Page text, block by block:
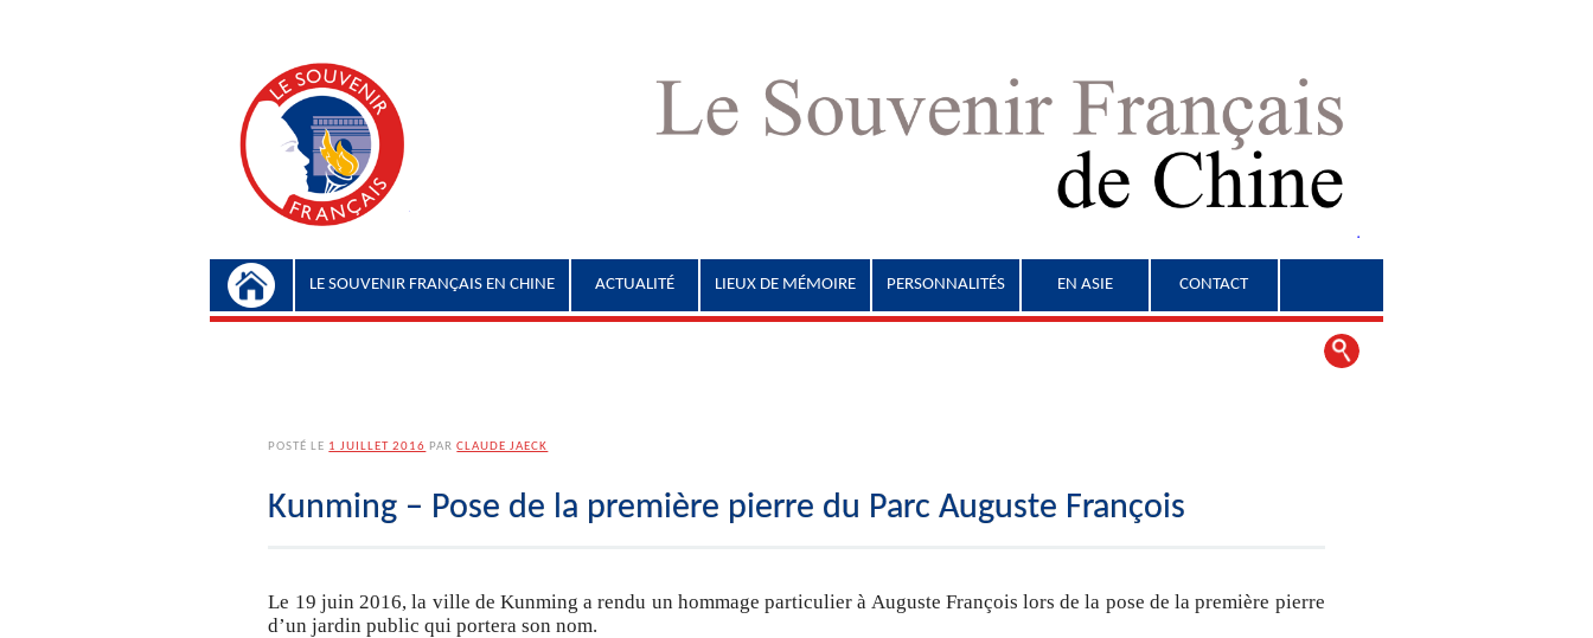
Menu principal
Aller au contenu
LE SOUVENIR FRANÇAIS EN CHINE ACTUALITÉ LIEUX DE MÉMOIRE PERSONNALITÉS EN ASIE CONTACT
POSTÉ LE 1 JUILLET 2016 PARCLAUDE JAECK
Kunming – Pose de la première pierre du Parc Auguste François
Le 19 juin 2016, la ville de Kunming a rendu un hommage particulier à Auguste François lors de la pose de la première pierre
d’un jardin public qui portera son nom.